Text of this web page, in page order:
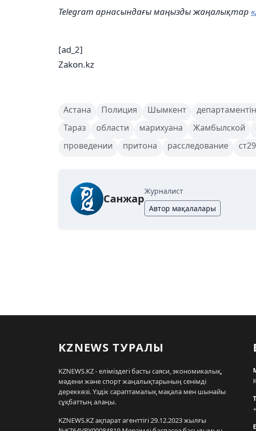
Telegram арнасындағы маңызды жаңалықтар
[ad_2]
Zakon.kz
Астана Полиция Шымкент
Тараз
области марихуана Жамбылской
проведении
притона расследование
Санжар
Журналист
Автор мақалалары
KZNEWS ТУРАЛЫ
KZNEWS.KZ - еліміздегі басты саяси, экономикалық,
мәдени және спорт жаңалықтарының сенімді
дереккөзі. Үздік сараптамалық мақала мен шынайы
сұқбаттың алаңы.
KZNEWS.KZ ақпарат агенттігі 29.12.2023 жылғы